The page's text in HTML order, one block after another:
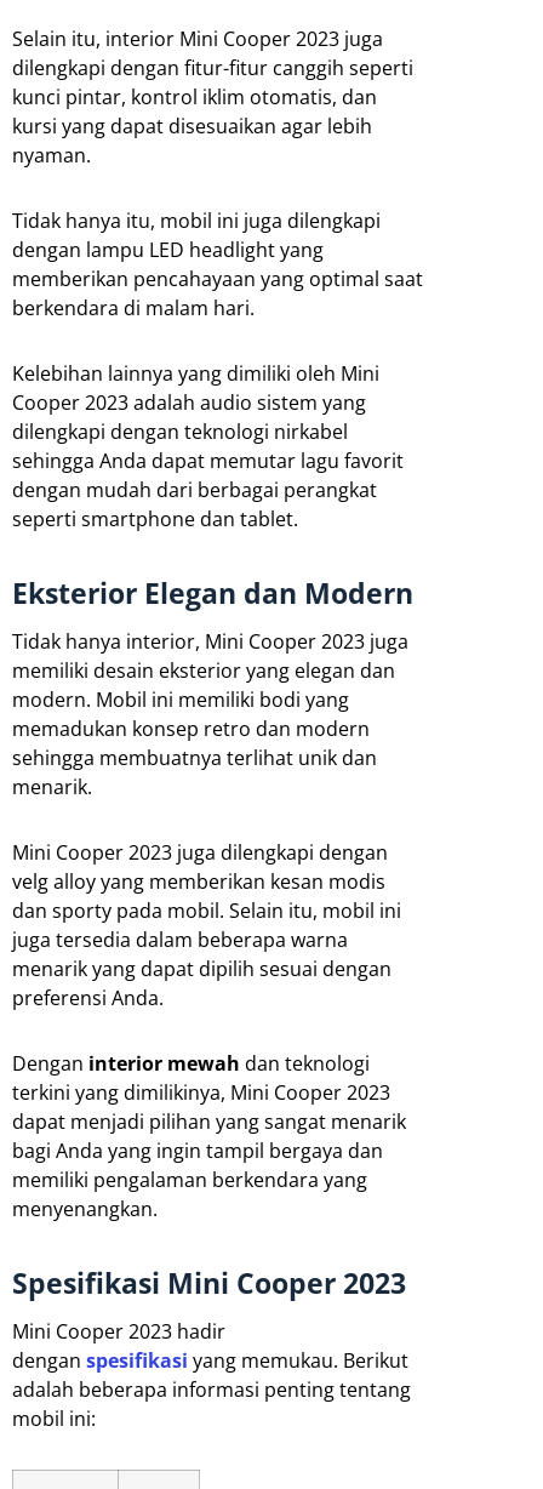
Selain itu, interior Mini Cooper 2023 juga
dilengkapi dengan fitur-fitur canggih seperti
kunci pintar, kontrol iklim otomatis, dan
kursi yang dapat disesuaikan agar lebih
nyaman.
Tidak hanya itu, mobil ini juga dilengkapi
dengan lampu LED headlight yang
memberikan pencahayaan yang optimal saat
berkendara di malam hari.
Kelebihan lainnya yang dimiliki oleh Mini
Cooper 2023 adalah audio sistem yang
dilengkapi dengan teknologi nirkabel
sehingga Anda dapat memutar lagu favorit
dengan mudah dari berbagai perangkat
seperti smartphone dan tablet.
Eksterior Elegan dan Modern
Tidak hanya interior, Mini Cooper 2023 juga
memiliki desain eksterior yang elegan dan
modern. Mobil ini memiliki bodi yang
memadukan konsep retro dan modern
sehingga membuatnya terlihat unik dan
menarik.
Mini Cooper 2023 juga dilengkapi dengan
velg alloy yang memberikan kesan modis
dan sporty pada mobil. Selain itu, mobil ini
juga tersedia dalam beberapa warna
menarik yang dapat dipilih sesuai dengan
preferensi Anda.
Dengan interior mewah dan teknologi
terkini yang dimilikinya, Mini Cooper 2023
dapat menjadi pilihan yang sangat menarik
bagi Anda yang ingin tampil bergaya dan
memiliki pengalaman berkendara yang
menyenangkan.
Spesifikasi Mini Cooper 2023
Mini Cooper 2023 hadir
dengan spesifikasi yang memukau. Berikut
adalah beberapa informasi penting tentang
mobil ini: